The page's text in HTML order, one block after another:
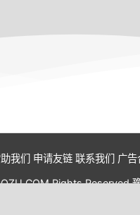
我们 申请友链 联系我们 广告
Rights Reserved.